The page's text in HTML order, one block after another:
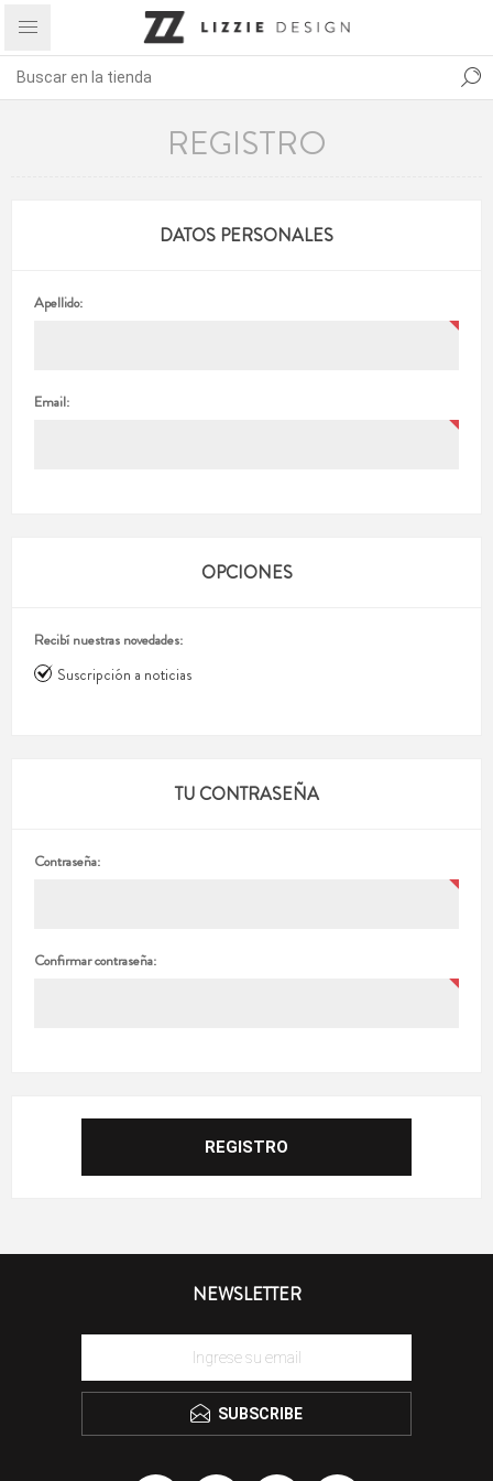
REGISTRO
DATOS PERSONALES
Apellido:
Email:
OPCIONES
Recibí nuestras novedades:
Suscripción a noticias
TU CONTRASEÑA
Contraseña:
Confirmar contraseña:
NEWSLETTER
SUBSCRIBE